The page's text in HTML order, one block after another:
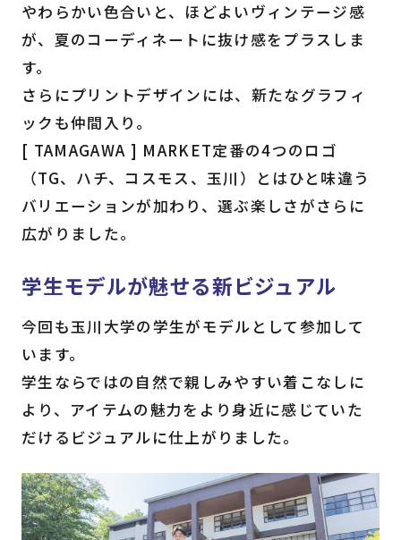
やわらかい色合いと、ほどよいヴィンテージ感
が、夏のコーディネートに抜け感をプラスしま
す。
さらにプリントデザインには、新たなグラフィ
ックも仲間入り。
[ TAMAGAWA ] MARKET定番の4つのロゴ
（TG、ハチ、コスモス、玉川）とはひと味違う
バリエーションが加わり、選ぶ楽しさがさらに
広がりました。
学生モデルが魅せる新ビジュアル
今回も玉川大学の学生がモデルとして参加して
います。
学生ならではの自然で親しみやすい着こなしに
より、アイテムの魅力をより身近に感じていた
だけるビジュアルに仕上がりました。